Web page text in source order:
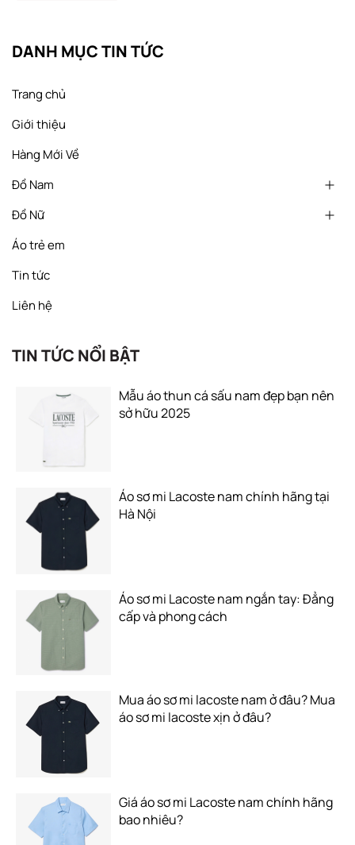
DANH MỤC TIN TỨC
Trang chủ
Giới thiệu
Hàng Mới Về
Đồ Nam
Đồ Nữ
Áo trẻ em
Tin tức
Liên hệ
TIN TỨC NỔI BẬT
Mẫu áo thun cá sấu nam đẹp bạn nên
sở hữu 2025
Áo sơ mi Lacoste nam chính hãng tại
Hà Nội
Áo sơ mi Lacoste nam ngắn tay: Đẳng
cấp và phong cách
Mua áo sơ mi lacoste nam ở đâu? Mua
áo sơ mi lacoste xịn ở đâu?
Giá áo sơ mi Lacoste nam chính hãng
bao nhiêu?